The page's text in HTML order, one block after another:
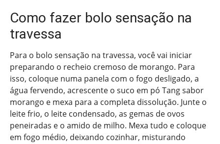
Como fazer bolo sensação na
travessa
Para o bolo sensação na travessa, você vai iniciar
preparando o recheio cremoso de morango. Para
isso, coloque numa panela com o fogo desligado, a
água fervendo, acrescente o suco em pó Tang sabor
morango e mexa para a completa dissolução. Junte o
leite frio, o leite condensado, as gemas de ovos
peneiradas e o amido de milho. Mexa tudo e coloque
em fogo médio, deixando cozinhar, misturando